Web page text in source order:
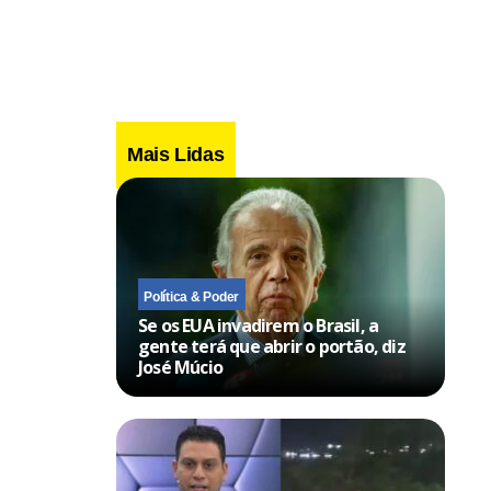
Mais Lidas
Política & Poder
Se os EUA invadirem o Brasil, a
gente terá que abrir o portão, diz
José Múcio